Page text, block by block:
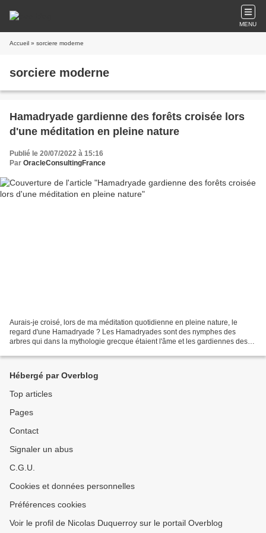
MENU
Accueil » sorciere moderne
sorciere moderne
Hamadryade gardienne des forêts croisée lors
d'une méditation en pleine nature
Publié le 20/07/2022 à 15:16
Par OracleConsultingFrance
Aurais-je croisé, lors de ma méditation quotidienne en pleine nature, le
regard d'une Hamadryade ? Les Hamadryades sont des nymphes des
arbres qui dans la mythologie grecque étaient l'âme et les gardiennes des
Hébergé par Overblog
Top articles
Pages
Contact
Signaler un abus
C.G.U.
Cookies et données personnelles
Préférences cookies
Voir le profil de Nicolas Duquerroy sur le portail Overblog